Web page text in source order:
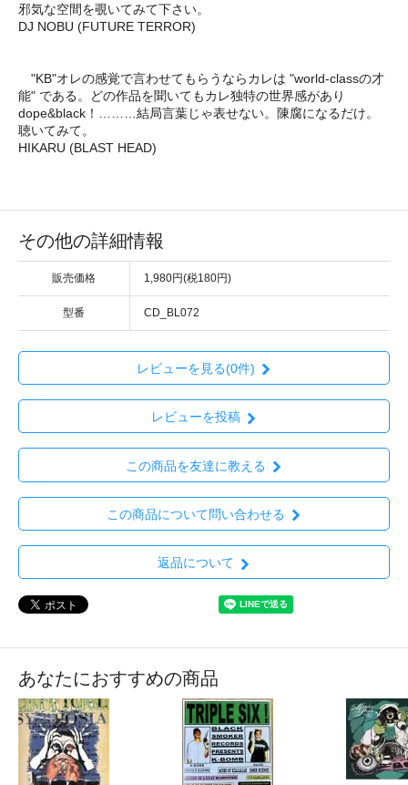
邪気な空間を覗いてみて下さい。
DJ NOBU (FUTURE TERROR)
"KB"オレの感覚で言わせてもらうならカレは "world-classの才
能" である。どの作品を聞いてもカレ独特の世界感があり
dope&black！………結局言葉じゃ表せない。陳腐になるだけ。
聴いてみて。
HIKARU (BLAST HEAD)
その他の詳細情報
販売価格 1,980円(税180円)
型番 CD_BL072
レビューを見る(0件)
レビューを投稿
この商品を友達に教える
この商品について問い合わせる
返品について
あなたにおすすめの商品